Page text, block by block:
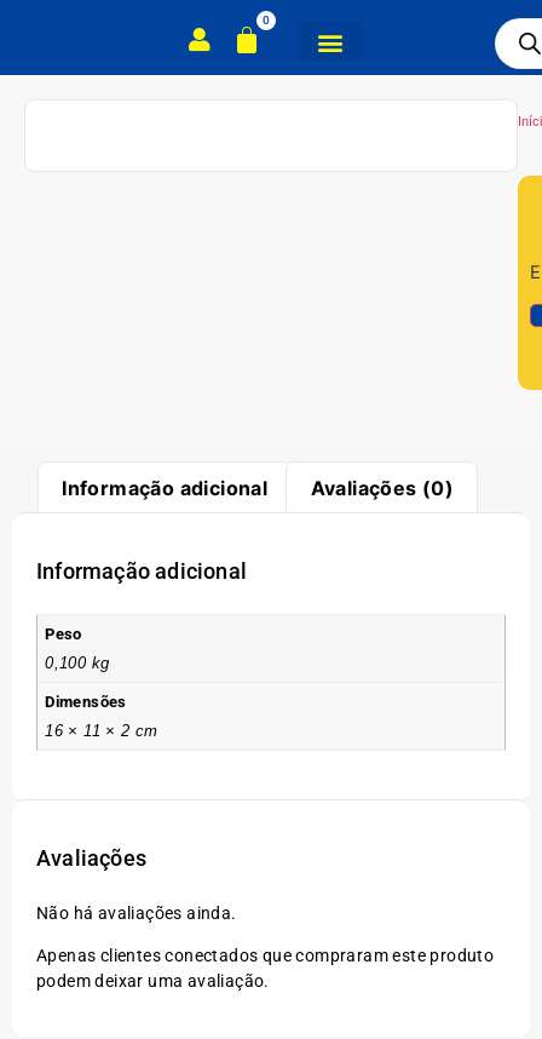
0
Informação adicional Avaliações (0)
Informação adicional
Peso
0,100 kg
Dimensões
16 × 11 × 2 cm
Avaliações
Não há avaliações ainda.
Apenas clientes conectados que compraram este produto
podem deixar uma avaliação.